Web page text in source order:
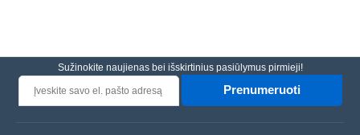
Sužinokite naujienas bei išskirtinius pasiūlymus pirmieji!
Prenumeruoti